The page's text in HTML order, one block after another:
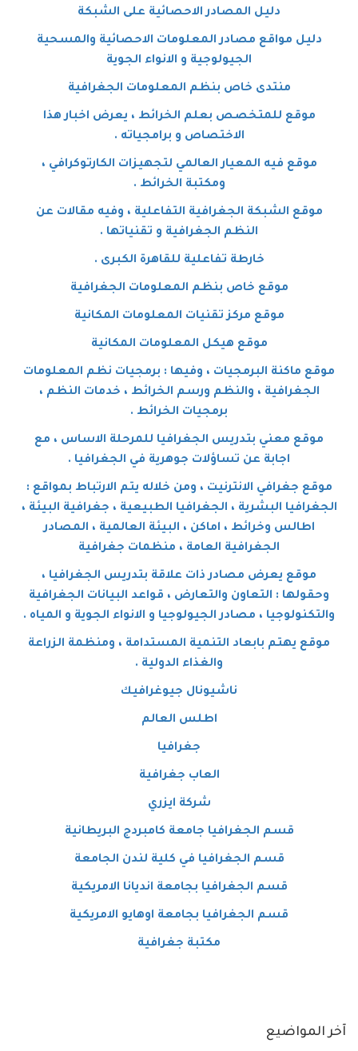
دليل المصادر الاحصائية على الشبكة
دليل مواقع مصادر المعلومات الاحصائية والمسحية
الجيولوجية و الانواء الجوية
منتدى خاص بنظم المعلومات الجغرافية
موقع للمتخصص بعلم الخرائط ، يعرض اخبار هذا
الاختصاص و برامجياته .
موقع فيه المعيار العالمي لتجهيزات الكارتوكرافي ،
ومكتبة الخرائط .
موقع الشبكة الجغرافية التفاعلية ، وفيه مقالات عن
النظم الجغرافية و تقنياتها .
خارطة تفاعلية للقاهرة الكبرى .
موقع خاص بنظم المعلومات الجغرافية
موقع مركز تقنيات المعلومات المكانية
موقع هيكل المعلومات المكانية
موقع ماكنة البرمجيات ، وفيها : برمجيات نظم المعلومات
الجغرافية ، والنظم ورسم الخرائط ، خدمات النظم ،
برمجيات الخرائط .
موقع معني بتدريس الجغرافيا للمرحلة الاساس ، مع
اجابة عن تساؤلات جوهرية في الجغرافيا .
موقع جغرافي الانترنيت ، ومن خلاله يتم الارتباط بمواقع :
الجغرافيا البشرية ، الجغرافيا الطبيعية ، جغرافية البيئة ،
اطالس وخرائط ، اماكن ، البيئة العالمية ، المصادر
الجغرافية العامة ، منظمات جغرافية
موقع يعرض مصادر ذات علاقة بتدريس الجغرافيا ،
وحقولها : التعاون والتعارض ، قواعد البيانات الجغرافية
والتكنولوجيا ، مصادر الجيولوجيا و الانواء الجوية و المياه .
موقع يهتم بابعاد التنمية المستدامة ، ومنظمة الزراعة
والغذاء الدولية .
ناشيونال جيوغرافيك
اطلس العالم
جغرافيا
العاب جغرافية
شركة ايزري
قسم الجغرافيا جامعة كامبردج البريطانية
قسم الجغرافيا في كلية لندن الجامعة
قسم الجغرافيا بجامعة انديانا الامريكية
قسم الجغرافيا بجامعة اوهايو الامريكية
مكتبة جغرافية
آخر المواضيع